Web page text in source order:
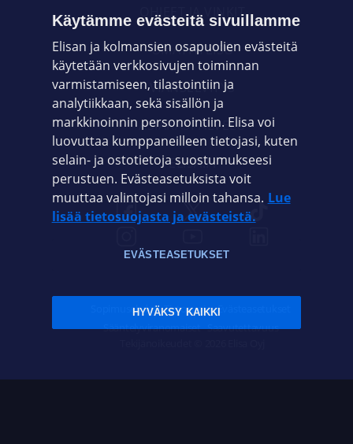
OHJEET JA VINKIT
OMAYHTEISÖ
VIANSELVITYS
ASIAKASPALVELU
ELISA.FI
Sopimusehdot Tietosuoja Evästeasetukset
Sääntelyviranomaiset Saavutettavuus
Käytämme evästeitä sivuillamme
Elisan ja kolmansien osapuolien evästeitä
käytetään verkkosivujen toiminnan
varmistamiseen, tilastointiin ja
analytiikkaan, sekä sisällön ja
markkinoinnin personointiin. Elisa voi
luovuttaa kumppaneilleen tietojasi, kuten
selain- ja ostotietoja suostumukseesi
perustuen. Evästeasetuksista voit
muuttaa valintojasi milloin tahansa. Lue
lisää tietosuojasta ja evästeistä.
EVÄSTEASETUKSET
HYVÄKSY KAIKKI